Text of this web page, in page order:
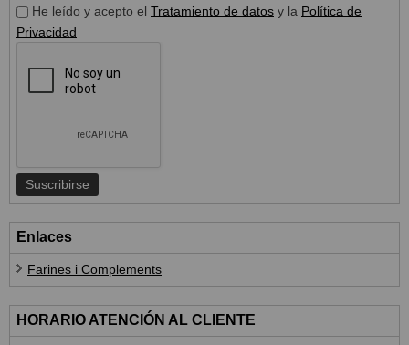
He leído y acepto el Tratamiento de datos y la Política de
Privacidad
Enlaces
Farines i Complements
HORARIO ATENCIÓN AL CLIENTE